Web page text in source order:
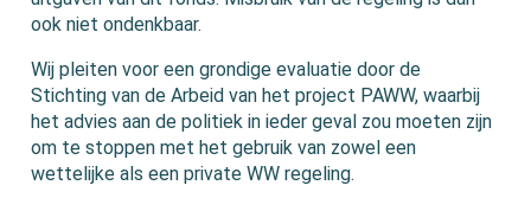
ook niet ondenkbaar.
Wij pleiten voor een grondige evaluatie door de
Stichting van de Arbeid van het project PAWW, waarbij
het advies aan de politiek in ieder geval zou moeten zijn
om te stoppen met het gebruik van zowel een
wettelijke als een private WW regeling.